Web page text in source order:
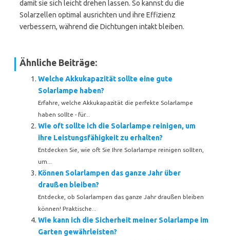
damit sie sich leicht drehen lassen. So kannst du die
Solarzellen optimal ausrichten und ihre Effizienz
verbessern, während die Dichtungen intakt bleiben.
Ähnliche Beiträge:
Welche Akkukapazität sollte eine gute
Solarlampe haben?
Erfahre, welche Akkukapazität die perfekte Solarlampe
haben sollte - für...
Wie oft sollte ich die Solarlampe reinigen, um
ihre Leistungsfähigkeit zu erhalten?
Entdecken Sie, wie oft Sie Ihre Solarlampe reinigen sollten,
um...
Können Solarlampen das ganze Jahr über
draußen bleiben?
Entdecke, ob Solarlampen das ganze Jahr draußen bleiben
können! Praktische...
Wie kann ich die Sicherheit meiner Solarlampe im
Garten gewährleisten?